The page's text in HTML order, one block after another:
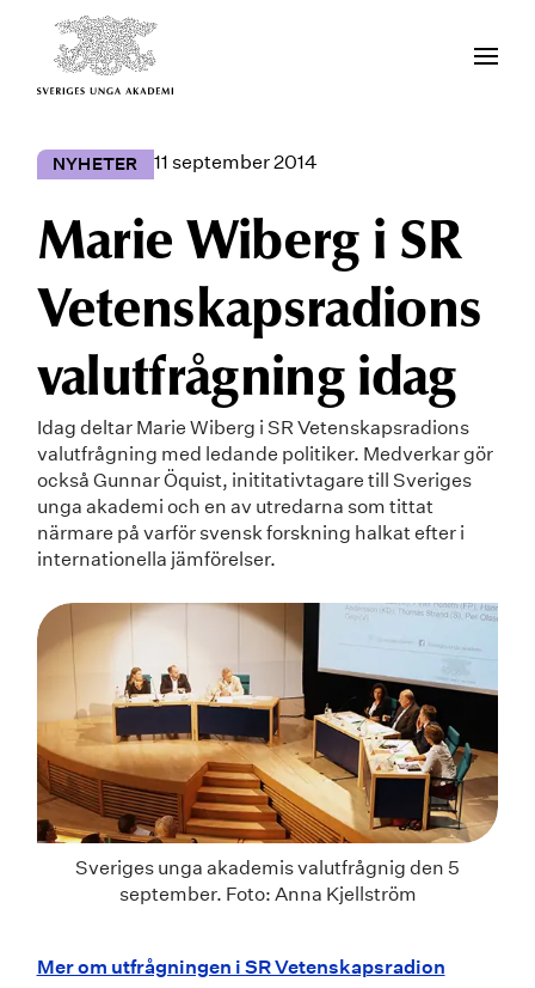
NYHETER 11 september 2014
Marie Wiberg i SR
Vetenskapsradions
valutfrågning idag
Idag deltar Marie Wiberg i SR Vetenskapsradions
valutfrågning med ledande politiker. Medverkar gör
också Gunnar Öquist, inititativtagare till Sveriges
unga akademi och en av utredarna som tittat
närmare på varför svensk forskning halkat efter i
internationella jämförelser.
Sveriges unga akademis valutfrågnig den 5
september. Foto: Anna Kjellström
Mer om utfrågningen i SR Vetenskapsradion